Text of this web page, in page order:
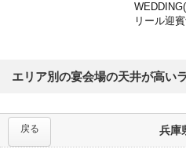
リール迎
エリア別の宴会場の天井が高い
兵庫
戻る